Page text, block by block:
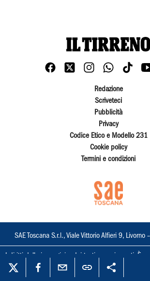
Redazione
Scriveteci
Pubblicità
Privacy
Codice Etico e Modello 231
Cookie policy
Termini e condizioni
SAE Toscana S.r.l., Viale Vittorio Alfieri 9,
I diritti delle immagini e dei testi sono riservati. È
loro riproduzione con qualsiasi mezzo e